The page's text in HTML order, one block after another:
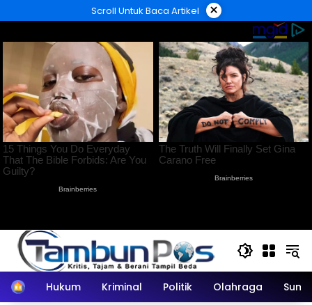
ke
Scroll Untuk Baca Artikel ×
HomeHukum Kriminal Politik Olahraga